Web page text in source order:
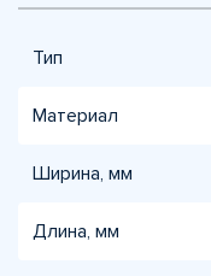
Тип
Материал
Ширина, мм
Длина, мм